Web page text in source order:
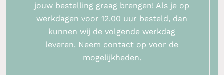
jouw bestelling graag brengen! Als je op
werkdagen voor 12.00 uur besteld, dan
kunnen wij de volgende werkdag
leveren. Neem contact op voor de
mogelijkheden.